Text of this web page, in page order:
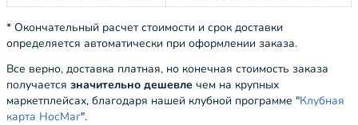
* Окончательный расчет стоимости и срок доставки
определяется автоматически при оформлении заказа.
Все верно, доставка платная, но конечная стоимость заказа
получается значительно дешевле чем на крупных
маркетплейсах, благодаря нашей клубной программе "Клубная
карта НосМаг".